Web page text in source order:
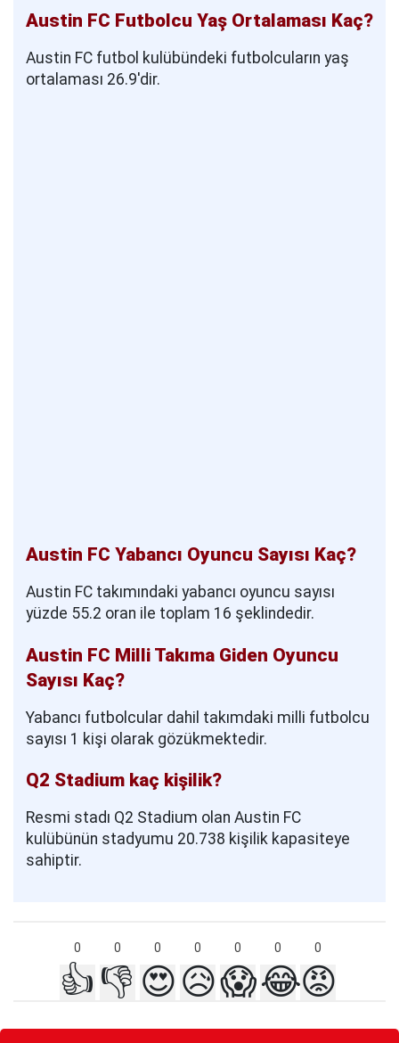
Austin FC Futbolcu Yaş Ortalaması Kaç?
Austin FC futbol kulübündeki futbolcuların yaş
ortalaması 26.9'dir.
Austin FC Yabancı Oyuncu Sayısı Kaç?
Austin FC takımındaki yabancı oyuncu sayısı
yüzde 55.2 oran ile toplam 16 şeklindedir.
Austin FC Milli Takıma Giden Oyuncu
Sayısı Kaç?
Yabancı futbolcular dahil takımdaki milli futbolcu
sayısı 1 kişi olarak gözükmektedir.
Q2 Stadium kaç kişilik?
Resmi stadı Q2 Stadium olan Austin FC
kulübünün stadyumu 20.738 kişilik kapasiteye
sahiptir.
0 0 0 0 0 0 0
👍 👎 😍😥😱😂😡